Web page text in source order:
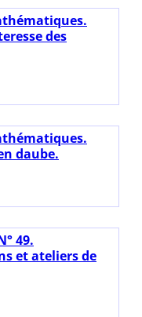
des
daube.
49.
et ateliers de